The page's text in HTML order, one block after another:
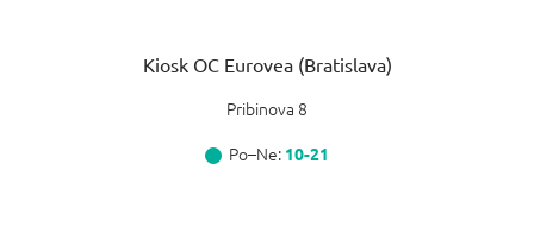
Kiosk OC Eurovea (Bratislava)
Pribinova 8
Po–Ne: 10-21